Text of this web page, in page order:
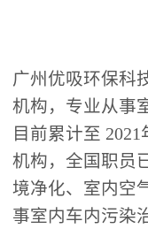
广州优吸环保科
机构，专业从事
目前累计至
机构，全国职员
境净化、室内空
事室内车内污染